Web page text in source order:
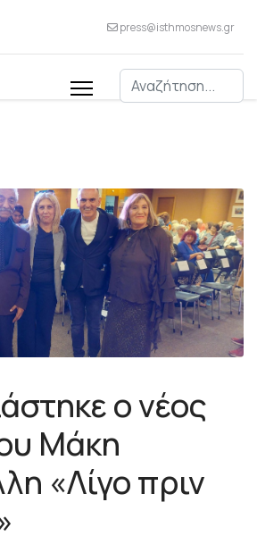
press@isthmosnews.gr
Αναζήτηση
ο νέος
Μάκη
«Λίγο πριν